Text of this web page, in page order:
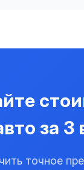
за 3
точное